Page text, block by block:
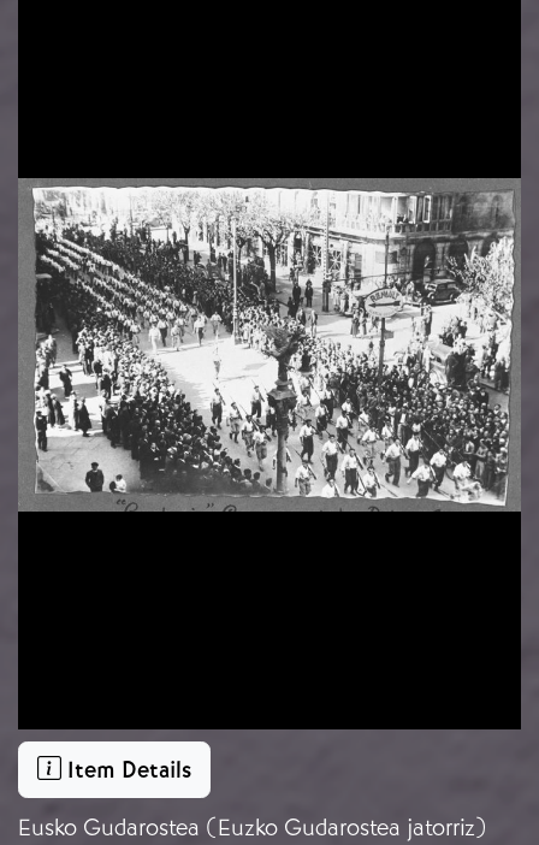
Item Details
Eusko Gudarostea (Euzko Gudarostea jatorriz)